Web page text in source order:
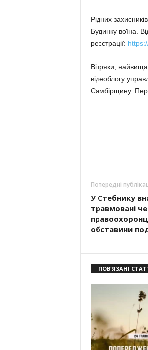
Рідних
Будинку воїна.
реєстрації:
Вітряки,
відеоблогу
Самбірщину.
Попередні
У Стебнику
травмовані
обставини
ПОВ'ЯЗАНІ